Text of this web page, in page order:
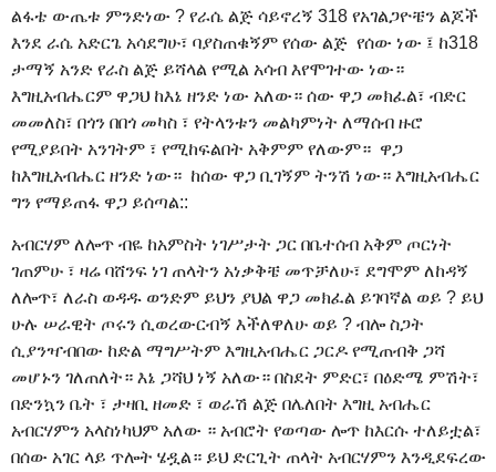
ልፋቴ ውጤቱ ምንድነው ? የራሴ ልጅ ሳይኖረኝ 318 የአገልጋዮቼን ልጆች
እንደ ራሴ አድርጌ አሳደግሁ፣ ባያስጠቁኝም የሰው ልጅ የሰው ነው ፤ ከ318
ታማኝ አንድ የራስ ልጅ ይሻላል የሚል አሳብ እየሞገተው ነው።
እግዚአብሔርም ዋጋህ ከእኔ ዘንድ ነው አለው። ሰው ዋጋ መክፈል፣ ብድር
መመለስ፣ በጎን በበጎ መካስ ፣ የትላንቱን መልካምነት ለማሰብ ዙሮ
የሚያይበት አንገትም ፣ የሚከፍልበት አቅምም የለውም። ዋጋ
ከእግዚአብሔር ዘንድ ነው። ከሰው ዋጋ ቢገኝም ትንሽ ነው። እግዚአብሔር
ግን የማይጠፋ ዋጋ ይሰጣል::
አብርሃም ለሎጥ ብዬ ከአምስት ነገሥታት ጋር በቤተሰብ አቅም ጦርነት
ገጠምሁ ፣ ዛሬ ባሸንፍ ነገ ጠላትን አነቃቅቼ መጥቻለሁ፣ ደግሞም ለከዳኝ
ለሎጥ፣ ለራስ ወዳዱ ወንድም ይህን ያህል ዋጋ መክፈል ይገባኛል ወይ ? ይህ
ሁሉ ሠራዊት ጦሩን ሲወረውርብኝ እችለዋለሁ ወይ ? ብሎ ስጋት
ሲያንዣብበው ከድል ማግሥትም እግዚአብሔር ጋርዶ የሚጠብቅ ጋሻ
መሆኑን ገለጠለት። እኔ ጋሻህ ነኝ አለው። በስደት ምድር፣ በዕድሜ ምሽት፣
በድንኳን ቤት ፣ ታዛቢ ዘመድ ፣ ወራሽ ልጅ በሌለበት እግዚ አብሔር
አብርሃምን አላስነካህም አለው ። አብሮት የወጣው ሎጥ ከእርሱ ተለይቷል፣
በሰው አገር ላይ ጥሎት ሄዷል። ይህ ድርጊት ጠላት አብርሃምን እንዲደፍረው